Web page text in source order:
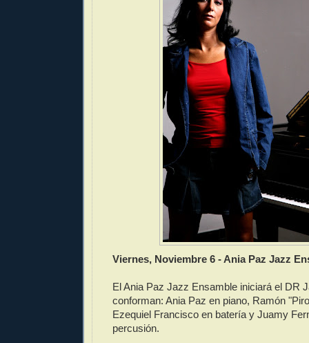
Viernes, Noviembre 6 - Ania Paz Jazz
El Ania Paz Jazz Ensamble iniciará el DR
conforman: Ania Paz en piano, Ramón
Ezequiel Francisco en batería y Juamy
percusión.